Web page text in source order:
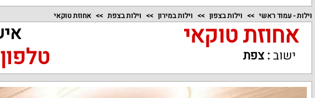
וילות - עמוד ראשי וילות בצפון וילות במירון וילות בצפת אחוזת טוקאי
אחוזת טוקאי
ישוב:צפת טלפון:055-